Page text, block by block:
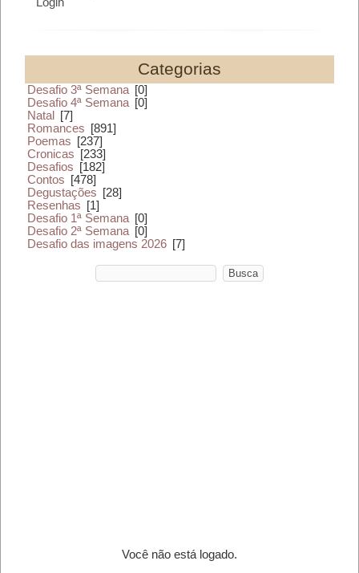
Categorias
Desafio 3ª Semana [0]
Desafio 4ª Semana [0]
Natal
[7]
Romances
[891]
Poemas
[237]
Cronicas
[233]
Desafios
[182]
Contos
[478]
Degustações
[28]
Resenhas
[1]
Desafio 1ª Semana [0]
Desafio 2ª Semana [0]
Desafio das imagens 2026 [7]
Você não está logado.